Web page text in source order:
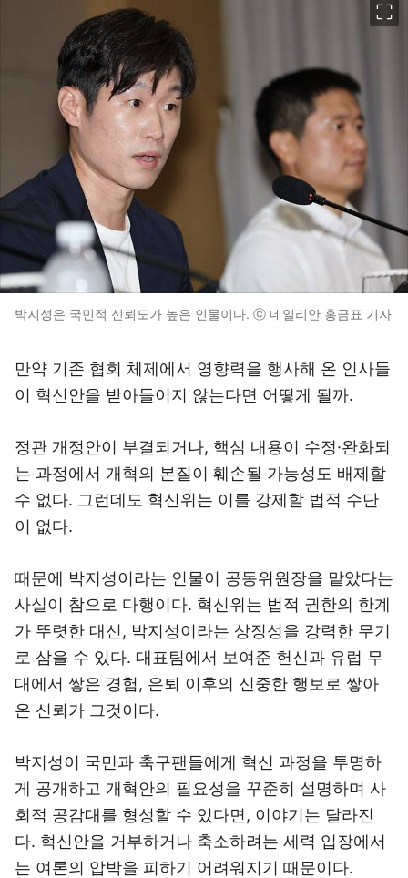
박지성은 국민적 신뢰도가 높은 인물이다. ⓒ 데일리안 홍금표 기자
만약 기존 협회 체제에서 영향력을 행사해 온 인사들
이 혁신안을 받아들이지 않는다면 어떻게 될까.
정관 개정안이 부결되거나, 핵심 내용이 수정·완화되
는 과정에서 개혁의 본질이 훼손될 가능성도 배제할
수 없다. 그런데도 혁신위는 이를 강제할 법적 수단
이 없다.
때문에 박지성이라는 인물이 공동위원장을 맡았다는
사실이 참으로 다행이다. 혁신위는 법적 권한의 한계
가 뚜렷한 대신, 박지성이라는 상징성을 강력한 무기
로 삼을 수 있다. 대표팀에서 보여준 헌신과 유럽 무
대에서 쌓은 경험, 은퇴 이후의 신중한 행보로 쌓아
온 신뢰가 그것이다.
박지성이 국민과 축구팬들에게 혁신 과정을 투명하
게 공개하고 개혁안의 필요성을 꾸준히 설명하며 사
회적 공감대를 형성할 수 있다면, 이야기는 달라진
다. 혁신안을 거부하거나 축소하려는 세력 입장에서
는 여론의 압박을 피하기 어려워지기 때문이다.